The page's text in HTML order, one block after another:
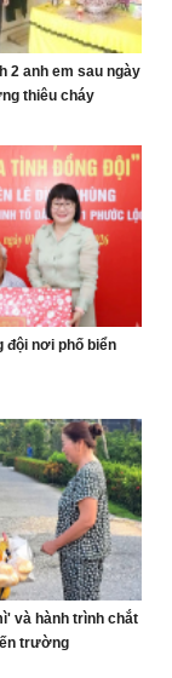
2 anh em sau ngày
thiêu cháy
đội nơi phố biển
và hành trình chắt
trường